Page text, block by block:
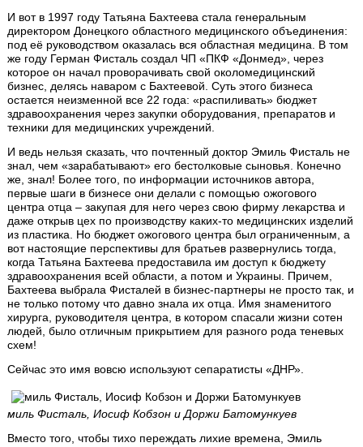
И вот в 1997 году Татьяна Бахтеева стала генеральным
директором Донецкого областного медицинского объединения:
под её руководством оказалась вся областная медицина. В том
же году Герман Фисталь создал ЧП «ПКФ «Донмед», через
которое он начал проворачивать свой околомедицинский
бизнес, делясь наваром с Бахтеевой. Суть этого бизнеса
остается неизменной все 22 года: «распиливать» бюджет
здравоохранения через закупки оборудования, препаратов и
техники для медицинских учреждений.
И ведь нельзя сказать, что почтенный доктор Эмиль Фисталь не
знал, чем «зарабатывают» его бестолковые сыновья. Конечно
же, знал! Более того, по информации источников автора,
первые шаги в бизнесе они делали с помощью ожогового
центра отца – закупая для него через свою фирму лекарства и
даже открыв цех по производству каких-то медицинских изделий
из пластика. Но бюджет ожогового центра был ограниченным, а
вот настоящие перспективы для братьев развернулись тогда,
когда Татьяна Бахтеева предоставила им доступ к бюджету
здравоохранения всей области, а потом и Украины. Причем,
Бахтеева выбрала Фисталей в бизнес-партнеры не просто так, и
не только потому что давно знала их отца. Имя знаменитого
хирурга, руководителя центра, в котором спасали жизни сотен
людей, было отличным прикрытием для разного рода теневых
схем!
Сейчас это имя вовсю используют сепаратисты «ДНР».
миль Фисталь, Иосиф Кобзон и Доржи Батомункуев
Вместо того, чтобы тихо переждать лихие времена, Эмиль